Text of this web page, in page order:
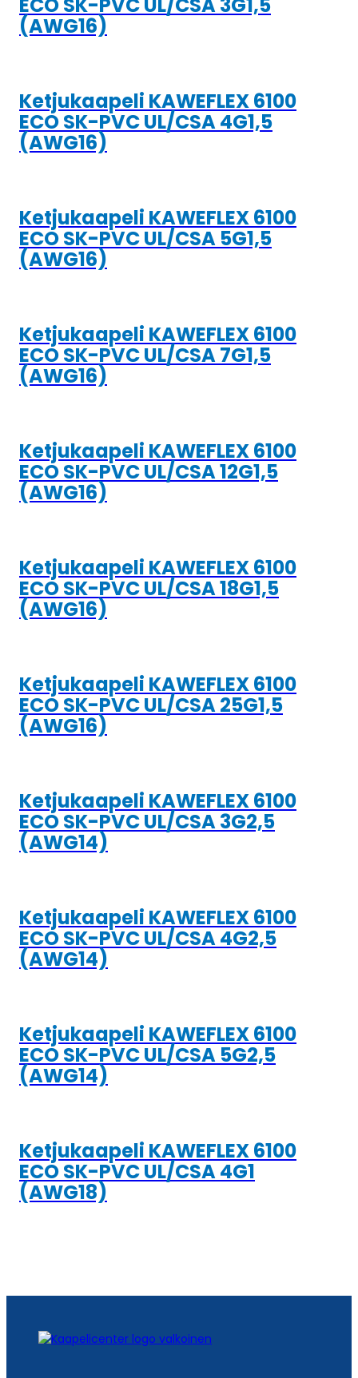
ECO SK-PVC UL/CSA 3G1,5
(AWG16)
Ketjukaapeli KAWEFLEX 6100
ECO SK-PVC UL/CSA 4G1,5
(AWG16)
Ketjukaapeli KAWEFLEX 6100
ECO SK-PVC UL/CSA 5G1,5
(AWG16)
Ketjukaapeli KAWEFLEX 6100
ECO SK-PVC UL/CSA 7G1,5
(AWG16)
Ketjukaapeli KAWEFLEX 6100
ECO SK-PVC UL/CSA 12G1,5
(AWG16)
Ketjukaapeli KAWEFLEX 6100
ECO SK-PVC UL/CSA 18G1,5
(AWG16)
Ketjukaapeli KAWEFLEX 6100
ECO SK-PVC UL/CSA 25G1,5
(AWG16)
Ketjukaapeli KAWEFLEX 6100
ECO SK-PVC UL/CSA 3G2,5
(AWG14)
Ketjukaapeli KAWEFLEX 6100
ECO SK-PVC UL/CSA 4G2,5
(AWG14)
Ketjukaapeli KAWEFLEX 6100
ECO SK-PVC UL/CSA 5G2,5
(AWG14)
Ketjukaapeli KAWEFLEX 6100
ECO SK-PVC UL/CSA 4G1
(AWG18)